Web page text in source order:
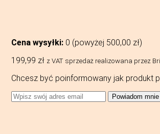
Cena wysyłki: 0 (powyżej 500,00 zł)
199,99 zł z VAT sprzedaż realizowana przez
Chcesz być poinformowany jak produkt
Powiadom mnie